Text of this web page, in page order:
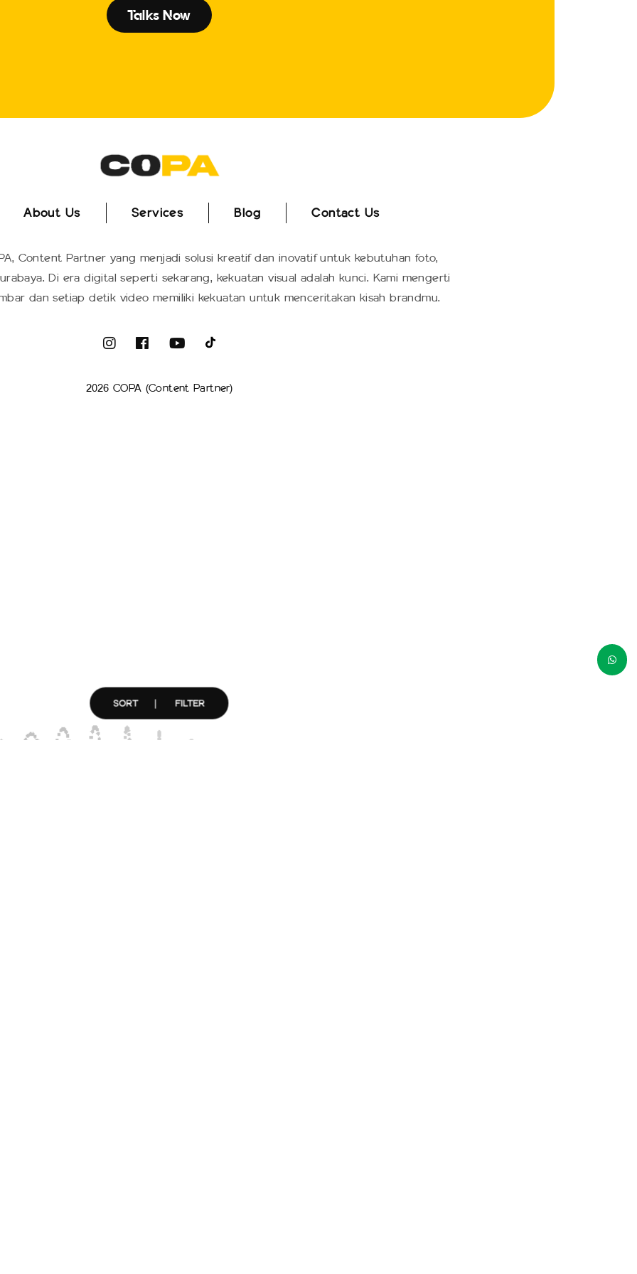
SORT FILTER
Talks Now
About Us
Services
Blog
Contact Us
Content Partner yang menjadi solusi kreatif dan inovatif untuk kebutuhan foto,
Di era digital seperti sekarang, kekuatan visual adalah kunci. Kami mengerti
dan setiap detik video memiliki kekuatan untuk menceritakan kisah brandmu.
2026 COPA (Content Partner)